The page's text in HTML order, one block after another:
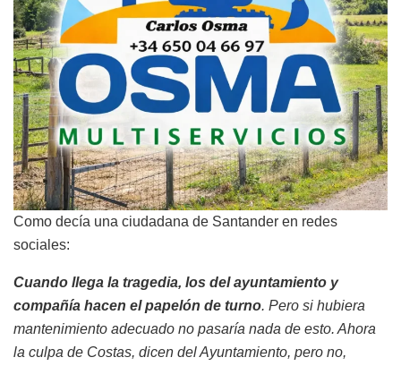
Como decía una ciudadana de Santander en redes
sociales:
Cuando llega la tragedia, los del ayuntamiento y
compañía hacen el papelón de turno. Pero si hubiera
mantenimiento adecuado no pasaría nada de esto. Ahora
la culpa de Costas, dicen del Ayuntamiento, pero no,